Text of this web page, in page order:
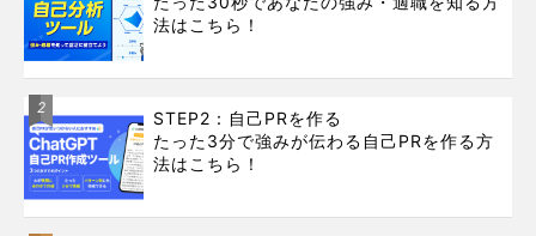
法はこちら！
2
STEP2：自己PRを作る
たった3分で強みが伝わる自己PRを作る方
法はこちら！